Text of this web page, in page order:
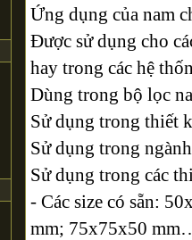
Ứng dụng của nam
Được sử dụng cho
hay trong các hệ
Dùng trong bộ lọc
Sử dụng trong thiết
Sử dụng trong
Sử dụng trong các
- Các size có sẵn:
mm; 75x75x50